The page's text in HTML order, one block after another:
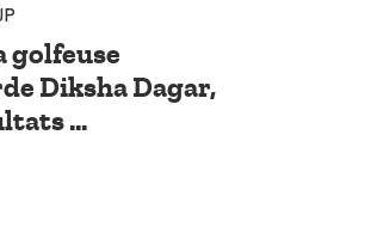
golfeuse
Diksha Dagar,
...